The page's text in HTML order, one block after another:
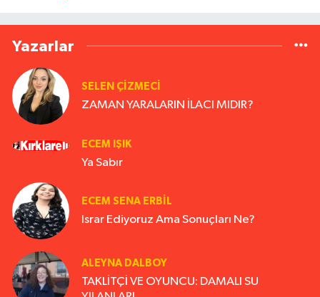
Yazarlar
SELEN ÇİZMECİ
ZAMAN YARALARIN İLACI MIDIR?
ECEM IŞIK
Ya Sabır
ECEM SENA ERBIL
Israr Ediyoruz Ama Sonuçları Ne?
ALEYNA DALBOY
TAKLİTÇİ VE OYUNCU: DAMALI SU